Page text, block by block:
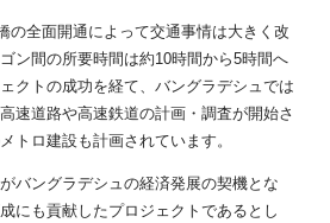
の全面開通によって交通事情は大きく改
ン間の所要時間は約10時間から5時間へ
クトの成功を経て、バングラデシュでは
速道路や高速鉄道の計画・調査が開始さ
トロ建設も計画されています。
バングラデシュの経済発展の契機とな
にも貢献したプロジェクトであるとし